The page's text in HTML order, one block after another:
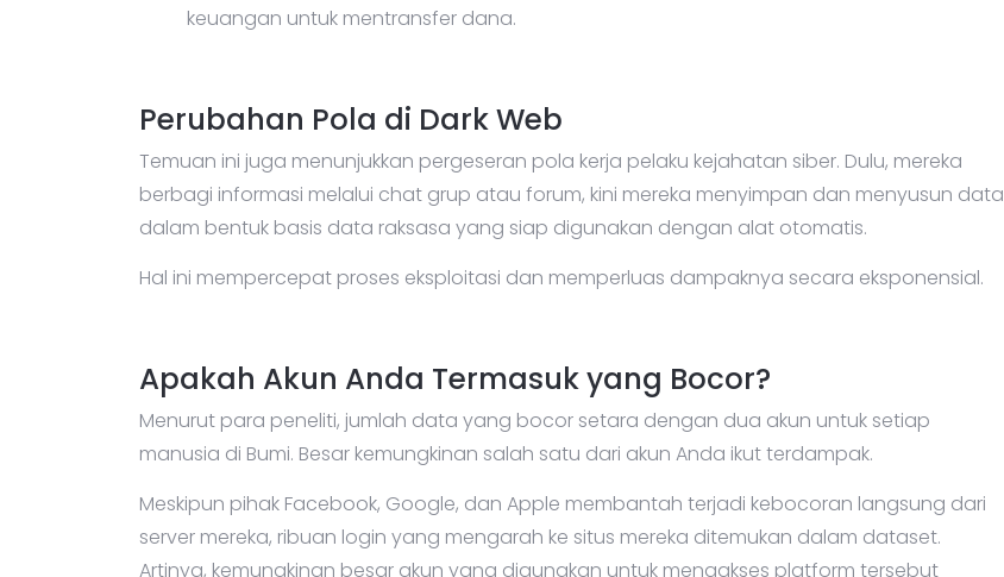
keuangan untuk mentransfer dana.
Perubahan Pola di Dark Web
Temuan ini juga menunjukkan pergeseran pola kerja pelaku kejahatan siber. Dulu, mereka
berbagi informasi melalui chat grup atau forum, kini mereka menyimpan dan menyusun data
dalam bentuk basis data raksasa yang siap digunakan dengan alat otomatis.
Hal ini mempercepat proses eksploitasi dan memperluas dampaknya secara eksponensial.
Apakah Akun Anda Termasuk yang Bocor?
Menurut para peneliti, jumlah data yang bocor setara dengan dua akun untuk setiap
manusia di Bumi. Besar kemungkinan salah satu dari akun Anda ikut terdampak.
Meskipun pihak Facebook, Google, dan Apple membantah terjadi kebocoran langsung dari
server mereka, ribuan login yang mengarah ke situs mereka ditemukan dalam dataset.
Artinya, kemungkinan besar akun yang digunakan untuk mengakses platform tersebut